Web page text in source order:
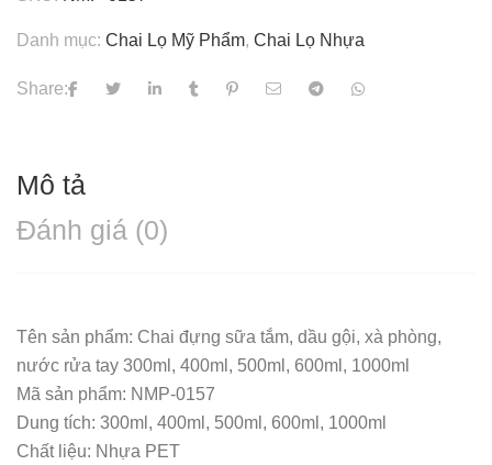
Danh mục: Chai Lọ Mỹ Phẩm, Chai Lọ Nhựa
Share:
Mô tả
Đánh giá (0)
Tên sản phẩm: Chai đựng sữa tắm, dầu gội, xà phòng,
nước rửa tay 300ml, 400ml, 500ml, 600ml, 1000ml
Mã sản phẩm: NMP-0157
Dung tích: 300ml, 400ml, 500ml, 600ml, 1000ml
Chất liệu: Nhựa PET